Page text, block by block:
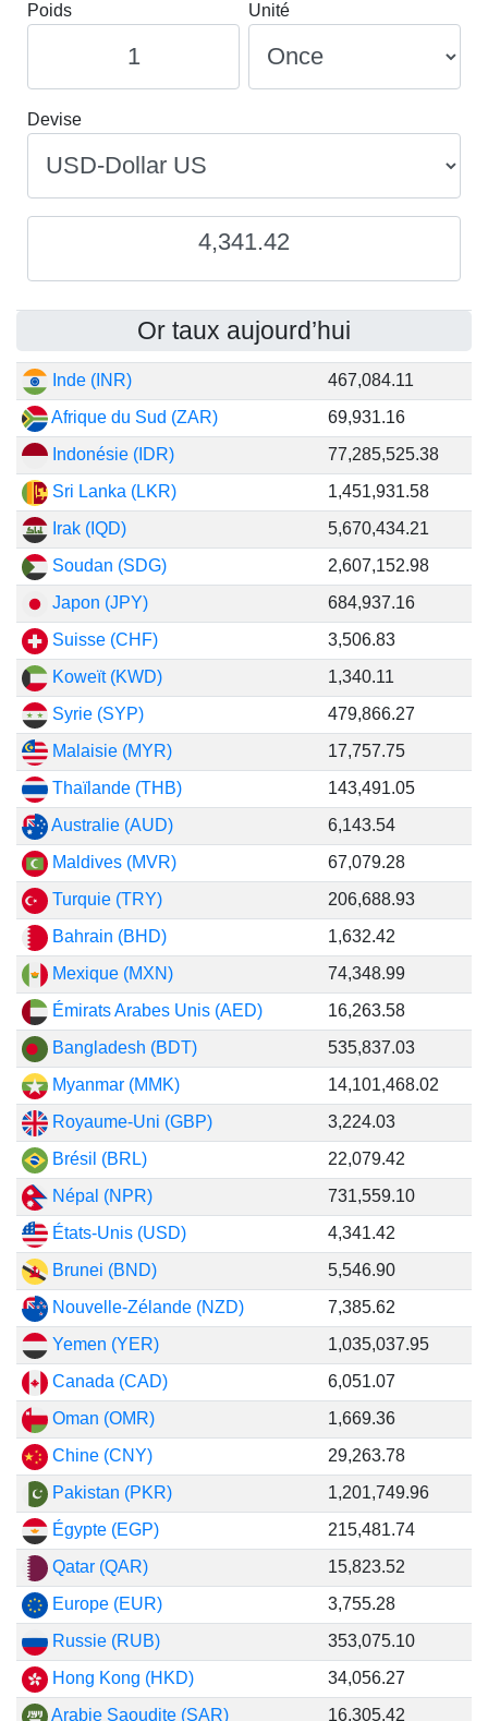
Poids Unité
Devise
4,341.42
Or taux aujourd’hui
Inde (INR)
467,084.11
Afrique du Sud (ZAR)
69,931.16
Indonésie (IDR)
77,285,525.38
Sri Lanka (LKR)
1,451,931.58
Irak (IQD)
5,670,434.21
Soudan (SDG)
2,607,152.98
Japon (JPY)
684,937.16
Suisse (CHF)
3,506.83
Koweït (KWD)
1,340.11
Syrie (SYP)
479,866.27
Malaisie (MYR)
17,757.75
Thaïlande (THB)
143,491.05
Australie (AUD)
6,143.54
Maldives (MVR)
67,079.28
Turquie (TRY)
206,688.93
Bahrain (BHD)
1,632.42
Mexique (MXN)
74,348.99
Émirats Arabes Unis (AED)
16,263.58
Bangladesh (BDT)
535,837.03
Myanmar (MMK)
14,101,468.02
Royaume-Uni (GBP)
3,224.03
Brésil (BRL)
22,079.42
Népal (NPR)
731,559.10
États-Unis (USD)
4,341.42
Brunei (BND)
5,546.90
Nouvelle-Zélande (NZD)
7,385.62
Yemen (YER)
1,035,037.95
Canada (CAD)
6,051.07
Oman (OMR)
1,669.36
Chine (CNY)
29,263.78
Pakistan (PKR)
1,201,749.96
Égypte (EGP)
215,481.74
Qatar (QAR)
15,823.52
Europe (EUR)
3,755.28
Russie (RUB)
353,075.10
Hong Kong (HKD)
34,056.27
Arabie Saoudite (SAR)
16,305.42